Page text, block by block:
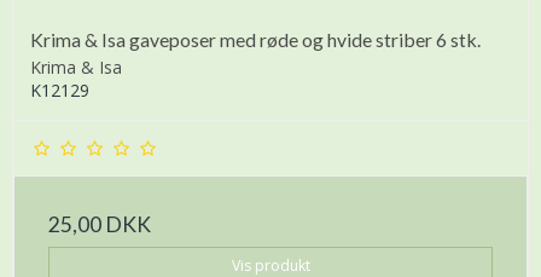
Krima & Isa gaveposer med røde og hvide striber 6 stk.
Krima & Isa
K12129
25,00 DKK
Vis produkt